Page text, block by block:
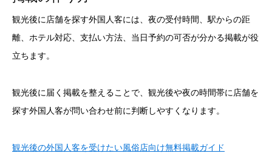
観光後に店舗を探す外国人客には、夜の受付時間、駅からの距
離、ホテル対応、支払い方法、当日予約の可否が分かる掲載が役
立ちます。
観光後に届く掲載を整えることで、観光後や夜の時間帯に店舗を
探す外国人客が問い合わせ前に判断しやすくなります。
観光後の外国人客を受けたい風俗店向け無料掲載ガイド